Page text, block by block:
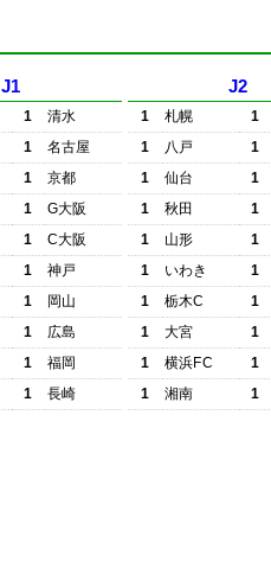
J1
1
清水
1
名古屋
1
京都
1
G大阪
1
C大阪
1
神戸
1
岡山
1
広島
1
福岡
1 長崎
J2
1 札幌
1
1
八戸
1
1
仙台
1
1
秋田
1
1
山形
1
1
いわき
1
1
栃木C
1
1
大宮
1
1
横浜FC
1
1
湘南 1